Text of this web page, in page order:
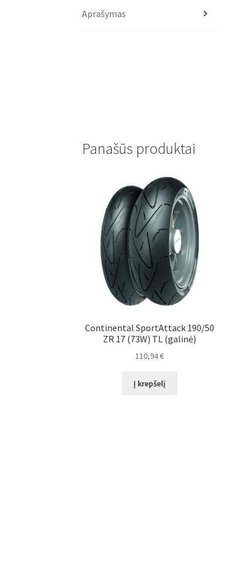
Aprašymas
Panašūs produktai
Continental SportAttack 190/50
ZR 17 (73W) TL (galinė)
110,94€
Į krepšelį